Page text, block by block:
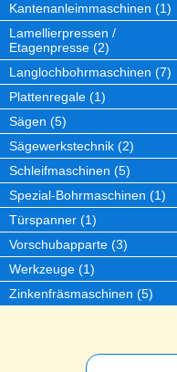
Kantenanleimmaschinen (1)
Lamellierpressen /
Etagenpresse (2)
Langlochbohrmaschinen (7)
Plattenregale (1)
Sägen (5)
Sägewerkstechnik (2)
Schleifmaschinen (5)
Spezial-Bohrmaschinen (1)
Türspanner (1)
Vorschubapparte (3)
Werkzeuge (1)
Zinkenfräsmaschinen (5)